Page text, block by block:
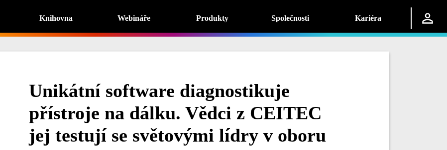
Knihovna Webináře Produkty Společnosti Kariéra
Unikátní software diagnostikuje
přístroje na dálku. Vědci z CEITEC
jej testují se světovými lídry v oboru